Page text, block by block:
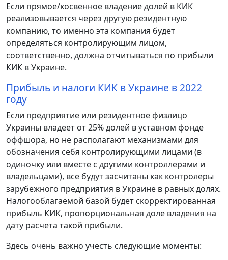
Если прямое/косвенное владение долей в КИК
реализовывается через другую резидентную
компанию, то именно эта компания будет
определяться контролирующим лицом,
соответственно, должна отчитываться по прибыли
КИК в Украине.
Прибыль и налоги КИК в Украине в 2022
году
Если предприятие или резидентное физлицо
Украины владеет от 25% долей в уставном фонде
оффшора, но не располагают механизмами для
обозначения себя контролирующими лицами (в
одиночку или вместе с другими контроллерами и
владельцами), все будут засчитаны как контролеры
зарубежного предприятия в Украине в равных долях.
Налогооблагаемой базой будет скорректированная
прибыль КИК, пропорциональная доле владения на
дату расчета такой прибыли.
Здесь очень важно учесть следующие моменты: